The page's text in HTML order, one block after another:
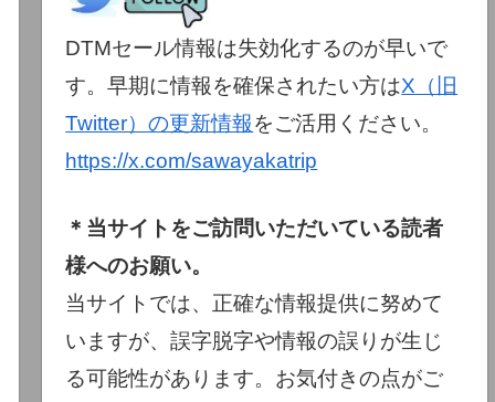
DTMセール情報は失効化するのが早いで
す。早期に情報を確保されたい方はX（旧
Twitter）の更新情報をご活用ください。
https://x.com/sawayakatrip
＊当サイトをご訪問いただいている読者
様へのお願い。
当サイトでは、正確な情報提供に努めて
いますが、誤字脱字や情報の誤りが生じ
る可能性があります。お気付きの点がご